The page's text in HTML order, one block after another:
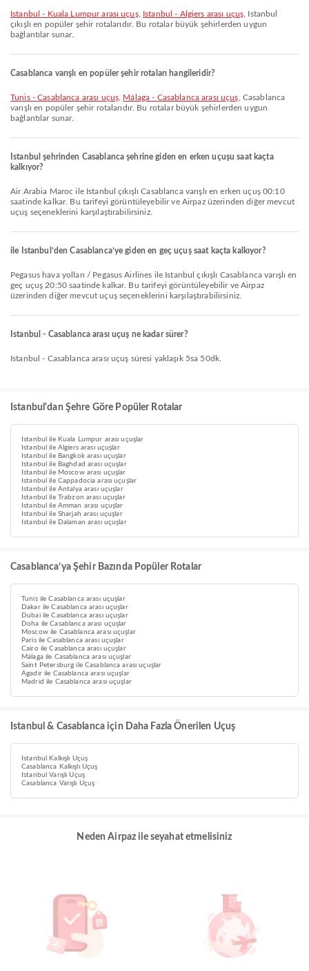
Istanbul - Kuala Lumpur arası uçuş, Istanbul - Algiers arası uçuş , Istanbul
çıkışlı en popüler şehir rotalarıdır. Bu rotalar büyük şehirlerden uygun
bağlantılar sunar.
Casablanca varışlı en popüler şehir rotaları hangileridir?
Tunis - Casablanca arası uçuş Málaga - Casablanca arası uçuş , Casablanca
varışlı en popüler şehir rotalarıdır. Bu rotalar büyük şehirlerden uygun
bağlantılar sunar.
Istanbul şehrinden Casablanca şehrine giden en erken uçuşu saat kaçta
kalkıyor?
Air Arabia Maroc ile Istanbul çıkışlı Casablanca varışlı en erken uçuş 00:10
saatinde kalkar. Bu tarifeyi görüntüleyebilir ve Airpaz üzerinden diğer mevcut
uçuş seçeneklerini karşılaştırabilirsiniz.
ile Istanbul’den Casablanca’ye giden en geç uçuş saat kaçta kalkıyor?
pegasus hava yolları / Pegasus Airlines ile Istanbul çıkışlı Casablanca varışlı en
geç uçuş 20:50 saatinde kalkar. Bu tarifeyi görüntüleyebilir ve Airpaz
üzerinden diğer mevcut uçuş seçeneklerini karşılaştırabilirsiniz.
Istanbul - Casablanca arası uçuş ne kadar sürer?
Istanbul - Casablanca arası uçuş süresi yaklaşık 5sa 50dk.
Istanbul'dan Şehre Göre Popüler Rotalar
Istanbul ile Kuala Lumpur arası uçuşlar
Istanbul ile Algiers arası uçuşlar
Istanbul ile Bangkok arası uçuşlar
Istanbul ile Baghdad arası uçuşlar
Istanbul ile Moscow arası uçuşlar
Istanbul ile Cappadocia arası uçuşlar
Istanbul ile Antalya arası uçuşlar
Istanbul ile Trabzon arası uçuşlar
Istanbul ile Amman arası uçuşlar
Istanbul ile Sharjah arası uçuşlar
Istanbul ile Dalaman arası uçuşlar
Casablanca’ya Şehir Bazında Popüler Rotalar
Tunis ile Casablanca arası uçuşlar
Dakar ile Casablanca arası uçuşlar
Dubai ile Casablanca arası uçuşlar
Doha ile Casablanca arası uçuşlar
Moscow ile Casablanca arası uçuşlar
Paris ile Casablanca arası uçuşlar
Cairo ile Casablanca arası uçuşlar
Málaga ile Casablanca arası uçuşlar
Saint Petersburg ile Casablanca arası uçuşlar
Agadir ile Casablanca arası uçuşlar
Madrid ile Casablanca arası uçuşlar
Istanbul & Casablanca için Daha Fazla Önerilen Uçuş
Istanbul Kalkışlı Uçuş
Casablanca Kalkışlı Uçuş
Istanbul Varışlı Uçuş
Casablanca Varışlı Uçuş
Neden Airpaz ile seyahat etmelisiniz